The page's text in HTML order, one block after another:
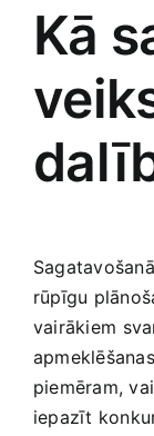
Kā
rūpīgu
vairākiem
piemēram,
iepazīt